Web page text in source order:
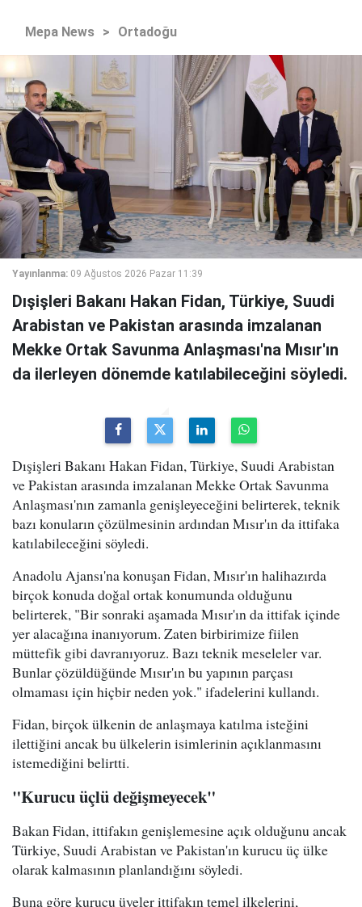
Mepa News > Ortadoğu
Yayınlanma: 09 Ağustos 2026 Pazar 11:39
Dışişleri Bakanı Hakan Fidan, Türkiye, Suudi
Arabistan ve Pakistan arasında imzalanan
Mekke Ortak Savunma Anlaşması'na Mısır'ın
da ilerleyen dönemde katılabileceğini söyledi.
Dışişleri Bakanı Hakan Fidan, Türkiye, Suudi Arabistan
ve Pakistan arasında imzalanan Mekke Ortak Savunma
Anlaşması'nın zamanla genişleyeceğini belirterek, teknik
bazı konuların çözülmesinin ardından Mısır'ın da ittifaka
katılabileceğini söyledi.
Anadolu Ajansı'na konuşan Fidan, Mısır'ın halihazırda
birçok konuda doğal ortak konumunda olduğunu
belirterek, "Bir sonraki aşamada Mısır'ın da ittifak içinde
yer alacağına inanıyorum. Zaten birbirimize fiilen
müttefik gibi davranıyoruz. Bazı teknik meseleler var.
Bunlar çözüldüğünde Mısır'ın bu yapının parçası
olmaması için hiçbir neden yok." ifadelerini kullandı.
Fidan, birçok ülkenin de anlaşmaya katılma isteğini
ilettiğini ancak bu ülkelerin isimlerinin açıklanmasını
istemediğini belirtti.
"Kurucu üçlü değişmeyecek"
Bakan Fidan, ittifakın genişlemesine açık olduğunu ancak
Türkiye, Suudi Arabistan ve Pakistan'ın kurucu üç ülke
olarak kalmasının planlandığını söyledi.
Buna göre kurucu üyeler ittifakın temel ilkelerini,